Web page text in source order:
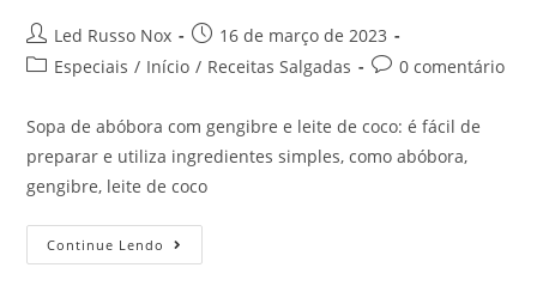
Led Russo Nox
16 de março de 2023
Especiais / Início / Receitas Salgadas 0 comentário
Sopa de abóbora com gengibre e leite de coco: é fácil de
preparar e utiliza ingredientes simples, como abóbora,
gengibre, leite de coco
Continue Lendo